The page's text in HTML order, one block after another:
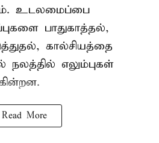
உடலமைப்பை
பாதுகாத்தல்,
கால்சியத்தை
எலும்புகள்
Read More